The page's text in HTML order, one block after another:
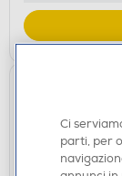
Ci
parti, per